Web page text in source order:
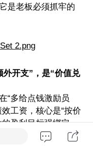
是老板必须抓牢的
外开支”，是“价值兑
“多给点钱激励员
工资，核心是“按价
盈利目标强绑定，
成“多劳多得、多创